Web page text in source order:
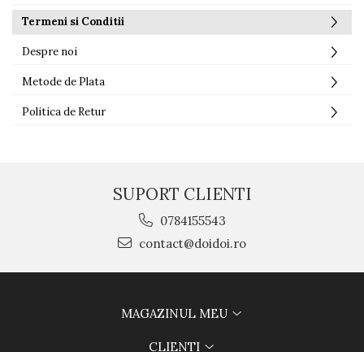
Termeni si Conditii
Despre noi
Metode de Plata
Politica de Retur
SUPORT CLIENTI
0784155543
contact@doidoi.ro
MAGAZINUL MEU
CLIENTI